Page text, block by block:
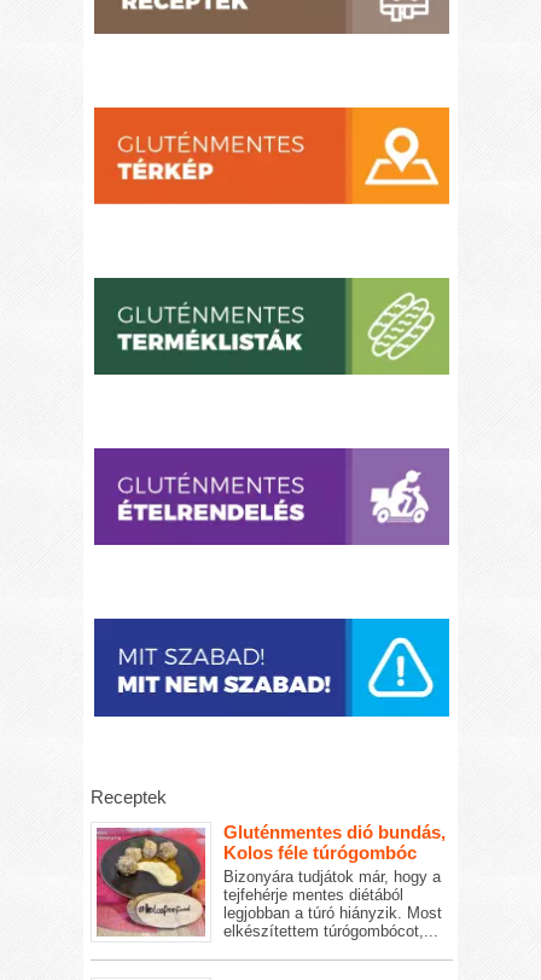
Receptek
Gluténmentes dió bundás,
Kolos féle túrógombóc
Bizonyára tudjátok már, hogy a
tejfehérje mentes diétából
legjobban a túró hiányzik. Most
elkészítettem túrógombócot,...